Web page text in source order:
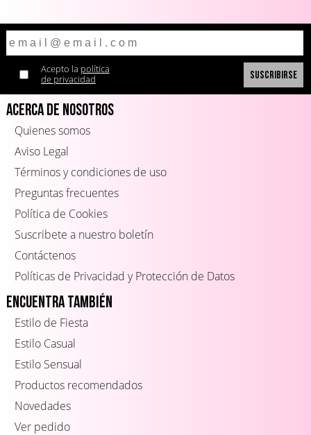
Acepto la política
de privacidad
Acerca de Nosotros
Quienes somos
Aviso Legal
Términos y condiciones de uso
Preguntas frecuentes
Política de Cookies
Suscribete a nuestro boletín
Contáctenos
Políticas de Privacidad y Protección de Datos
Encuentra también
Estilo de Fiesta
Estilo Casual
Estilo Sensual
Productos recomendados
Novedades
Ver pedido